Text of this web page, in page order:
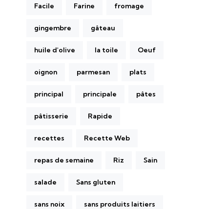
Facile Farine fromage
gingembre gâteau
huile d'olive la toile Oeuf
oignon parmesan plats
principal principale pâtes
pâtisserie Rapide
recettes Recette Web
repas de semaine Riz Sain
salade Sans gluten
sans noix sans produits laitiers